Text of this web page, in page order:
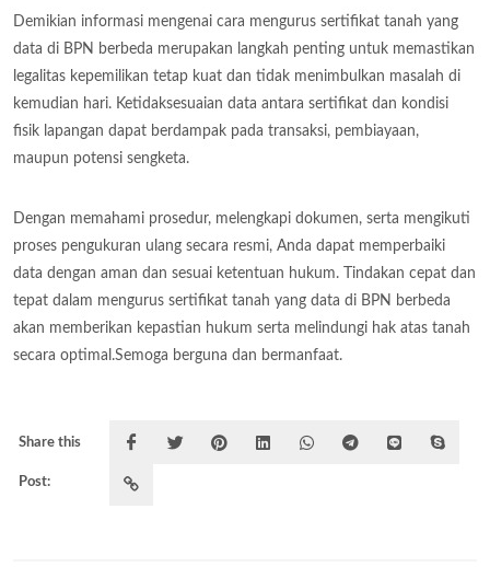
Demikian informasi mengenai cara mengurus sertifikat tanah yang
data di BPN berbeda merupakan langkah penting untuk memastikan
legalitas kepemilikan tetap kuat dan tidak menimbulkan masalah di
kemudian hari. Ketidaksesuaian data antara sertifikat dan kondisi
fisik lapangan dapat berdampak pada transaksi, pembiayaan,
maupun potensi sengketa.
Dengan memahami prosedur, melengkapi dokumen, serta mengikuti
proses pengukuran ulang secara resmi, Anda dapat memperbaiki
data dengan aman dan sesuai ketentuan hukum. Tindakan cepat dan
tepat dalam mengurus sertifikat tanah yang data di BPN berbeda
akan memberikan kepastian hukum serta melindungi hak atas tanah
secara optimal.Semoga berguna dan bermanfaat.
Share this
Post: